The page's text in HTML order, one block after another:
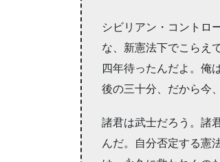
シビリアン・コントロ
な、新憲法下でこらえ
四年待ったんだよ。俺
後の三十分、だから今
諸君は武士だろう。諸
んだ。自分否定する憲